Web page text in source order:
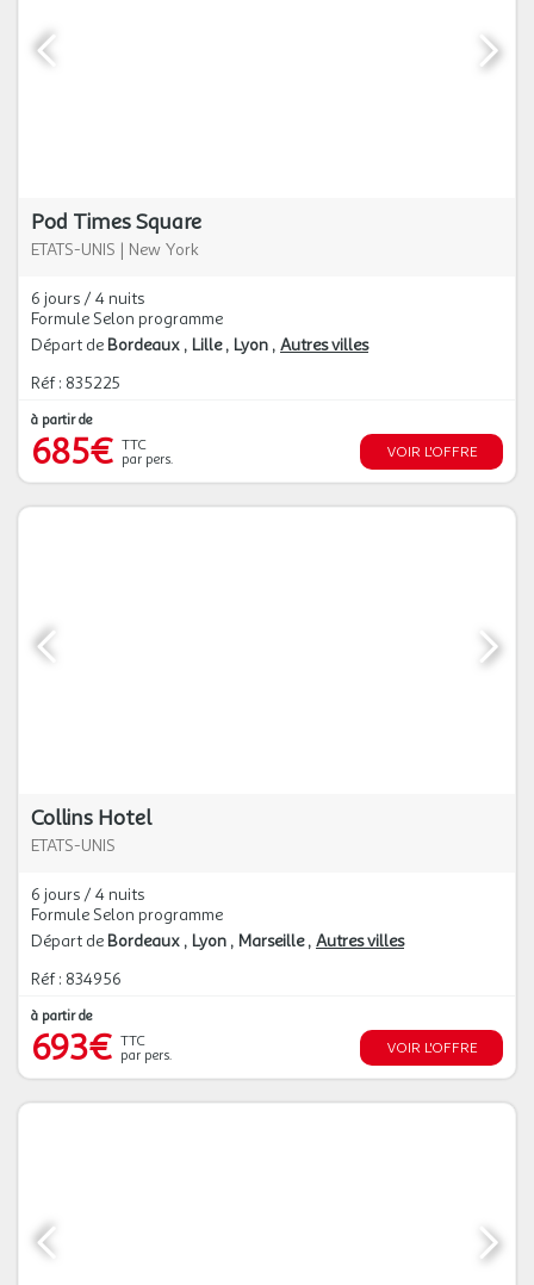
Pod Times Square
ETATS-UNIS | New York
6 jours / 4 nuits
Formule Selon programme
Départ de Bordeaux Lille Lyon Autres villes
Réf : 835225
à partir de
685€ TTC
par pers.
VOIR L'OFFRE
Collins Hotel
ETATS-UNIS
6 jours / 4 nuits
Formule Selon programme
Départ de Bordeaux Lyon Marseille Autres villes
Réf : 834956
à partir de
693€ TTC
par pers.
VOIR L'OFFRE